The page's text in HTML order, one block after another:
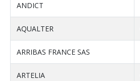
ANDICT
AQUALTER
ARRIBAS FRANCE SAS
ARTELIA